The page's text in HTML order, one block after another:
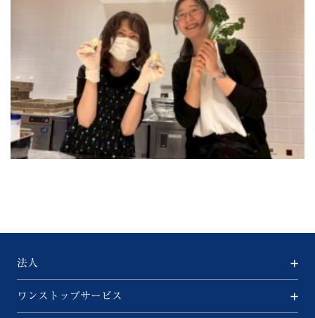
法人
ワンストップサービス